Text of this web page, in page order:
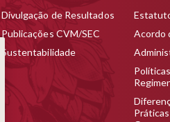
Divulgação de Resultados
Publicações CVM/SEC
Sustentabilidade
Acordo